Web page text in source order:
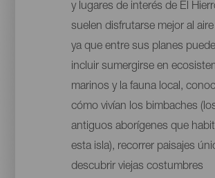
y lugares de interés de El
suelen disfrutarse mejor al aire
ya que entre sus planes
incluir sumergirse en
marinos y la fauna local,
cómo vivían los bimbaches
antiguos aborígenes que
esta isla), recorrer paisajes
descubrir viejas costumbres